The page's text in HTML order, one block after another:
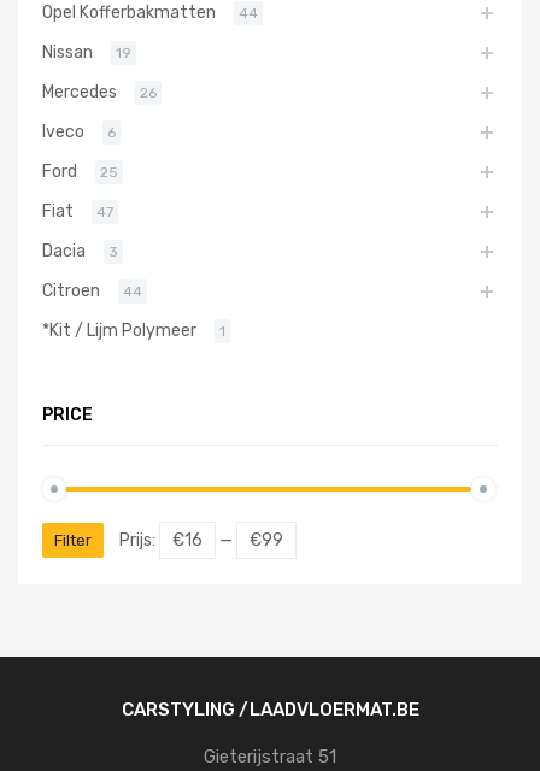
Opel Kofferbakmatten 44
Nissan 19
Mercedes 26
Iveco 6
Ford 25
Fiat 47
Dacia 3
Citroen 44
*Kit / Lijm Polymeer 1
PRICE
Filter Prijs: €16 — €99
CARSTYLING /LAADVLOERMAT.BE
Gieterijstraat 51